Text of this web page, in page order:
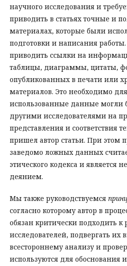
научного исследования и
приводить в статьях точные и
материалах, которые были
подготовки и написания
приводить ссылки на
таблицы, диаграммы, цитаты,
опубликованных в печати или
материалов. Это необходимо
использованные данные могли
другими исследователями на
представления и соответствия
пришел автор статьи. При этом
заведомо ложных данных
этического кодекса и является
деянием.
Мы также руководствуемся
согласно которому автор в
обязан критически подходить к
исследователей, подвергать
всестороннему анализу и
используются для обоснования